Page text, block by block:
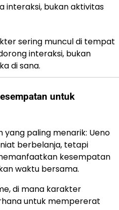
interaksi, bukan aktivitas
sering muncul di tempat
interaksi, bukan
di sana.
untuk
yang paling menarik: Ueno
berbelanja, tetapi
kesempatan
waktu bersama.
di mana karakter
untuk mempererat